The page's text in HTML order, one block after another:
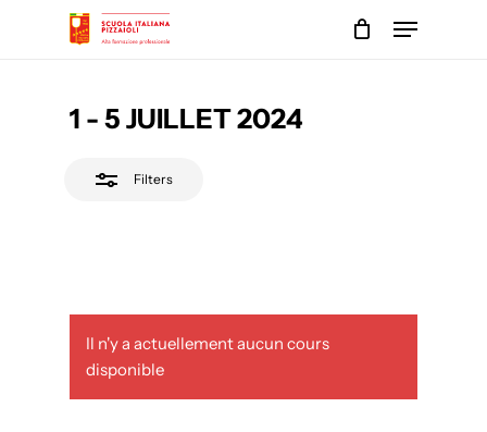
Menu
1 - 5 JUILLET 2024
Filters
Il n'y a actuellement aucun cours
disponible